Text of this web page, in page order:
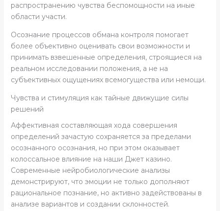
распространению чувства беспомощности на иные
области участи.
Осознание процессов обмана контроля помогает
более объективно оценивать свои возможности и
принимать взвешенные определения, строящиеся на
реальном исследовании положения, а не на
субъективных ощущениях всемогущества или немощи.
Чувства и стимуляция как тайные движущие силы
решений
Аффективная составляющая хода совершения
определений зачастую сохраняется за пределами
осознанного осознания, но при этом оказывает
колоссальное влияние на наши Джет казино.
Современные нейробиологические анализы
демонстрируют, что эмоции не только дополняют
рациональное познание, но активно задействованы в
анализе вариантов и создании склонностей.